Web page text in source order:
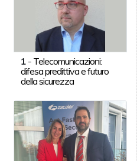
1 - Telecomunicazioni:
difesa predittiva e futuro
della sicurezza